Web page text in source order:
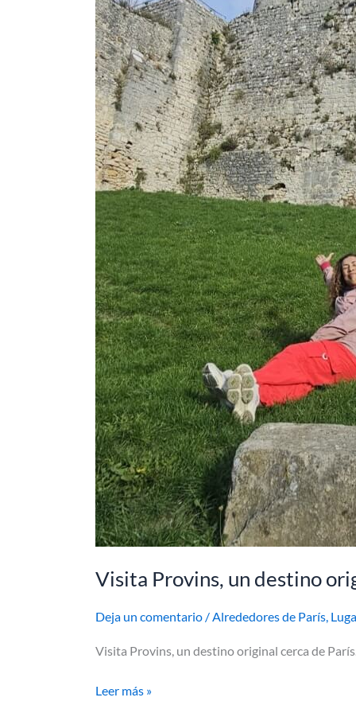
Visita Provins, un destino
Deja un comentario / Alrededores de París
Visita Provins, un destino original cerca de
Leer más »